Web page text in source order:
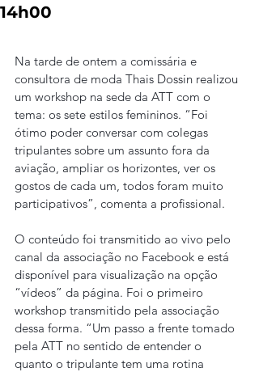
14h00
Na tarde de ontem a comissária e
consultora de moda Thais Dossin realizou
um workshop na sede da ATT com o
tema: os sete estilos femininos. “Foi
ótimo poder conversar com colegas
tripulantes sobre um assunto fora da
aviação, ampliar os horizontes, ver os
gostos de cada um, todos foram muito
participativos”, comenta a profissional.
O conteúdo foi transmitido ao vivo pelo
canal da associação no Facebook e está
disponível para visualização na opção
“vídeos” da página. Foi o primeiro
workshop transmitido pela associação
dessa forma. “Um passo a frente tomado
pela ATT no sentido de entender o
quanto o tripulante tem uma rotina